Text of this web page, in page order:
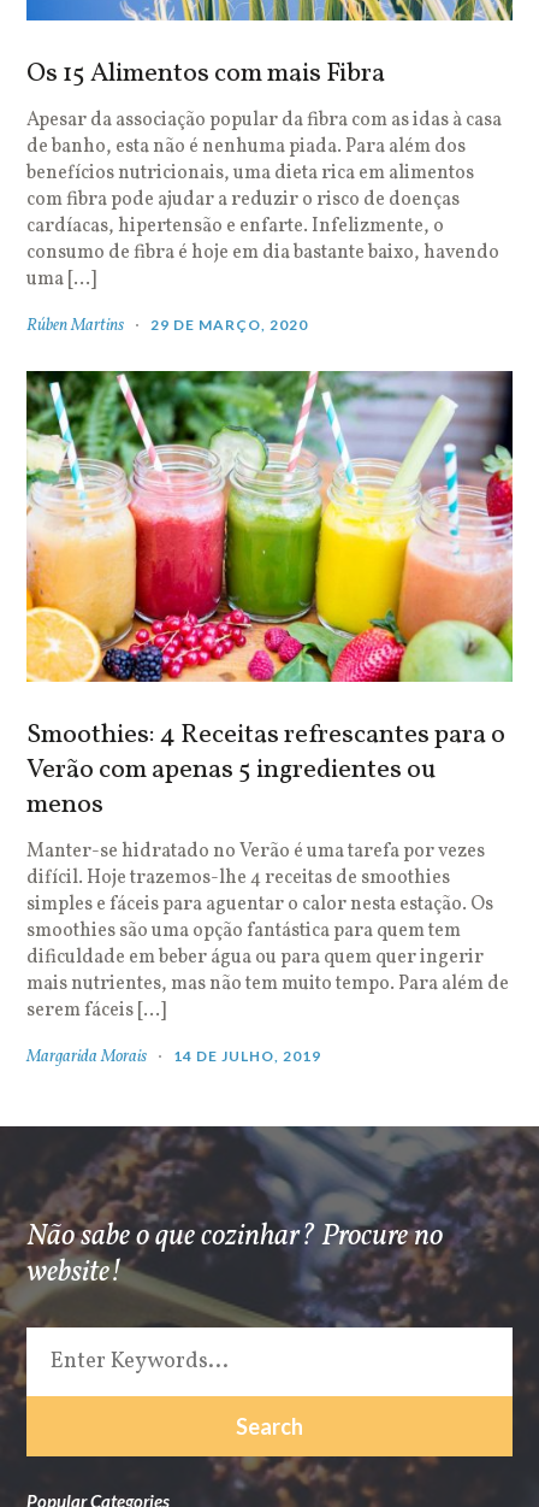
Os 15 Alimentos com mais Fibra
Apesar da associação popular da fibra com as idas à casa
de banho, esta não é nenhuma piada. Para além dos
benefícios nutricionais, uma dieta rica em alimentos
com fibra pode ajudar a reduzir o risco de doenças
cardíacas, hipertensão e enfarte. Infelizmente, o
consumo de fibra é hoje em dia bastante baixo, havendo
uma […]
Rúben Martins 29 DE MARÇO, 2020
Smoothies: 4 Receitas refrescantes para o
Verão com apenas 5 ingredientes ou
menos
Manter-se hidratado no Verão é uma tarefa por vezes
difícil. Hoje trazemos-lhe 4 receitas de smoothies
simples e fáceis para aguentar o calor nesta estação. Os
smoothies são uma opção fantástica para quem tem
dificuldade em beber água ou para quem quer ingerir
mais nutrientes, mas não tem muito tempo. Para além de
serem fáceis […]
Margarida Morais 14 DE JULHO, 2019
Não sabe o que cozinhar? Procure no
website!
Popular Categories